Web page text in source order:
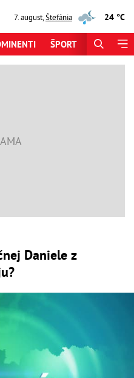
7. august,Štefánia 24 °C
ŠPORT
Daniele z